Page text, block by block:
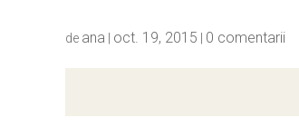
de ana oct. 19, 2015 0 comentarii